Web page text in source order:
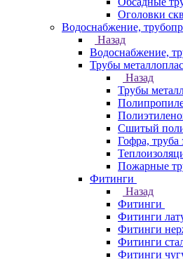
Оголовки
Водоснабжение,
Назад
Водоснабжение,
Трубы
Назад
Трубы
Сшитый
Гофра, труба
Пожарные
Фитинги
Назад
Фитинги
Фитинги
Фитинги
Фитинги
Фитинги